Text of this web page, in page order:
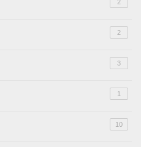
2
2
3
1
10